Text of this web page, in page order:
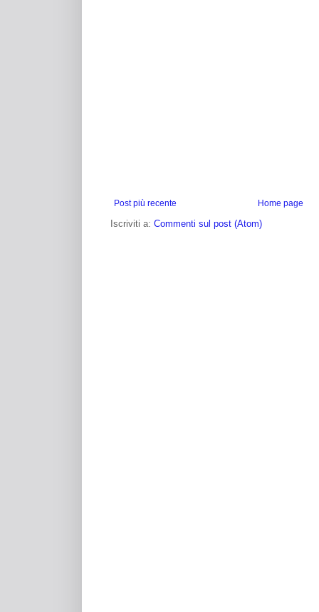
Post più recente Home page
Iscriviti a: Commenti sul post (Atom)